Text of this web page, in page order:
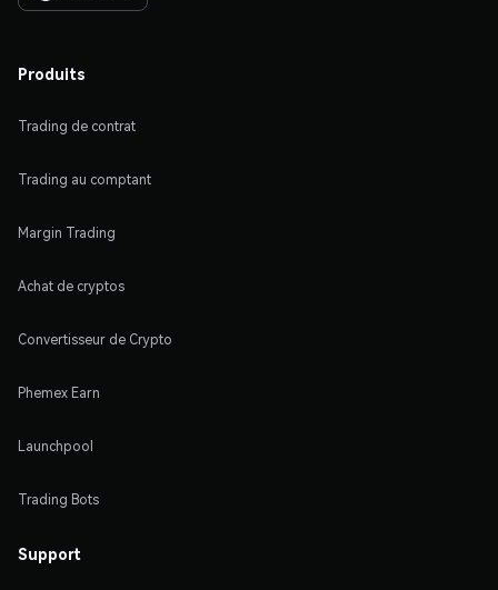
Produits
Trading de contrat
Trading au comptant
Margin Trading
Achat de cryptos
Convertisseur de Crypto
Phemex Earn
Launchpool
Trading Bots
Support